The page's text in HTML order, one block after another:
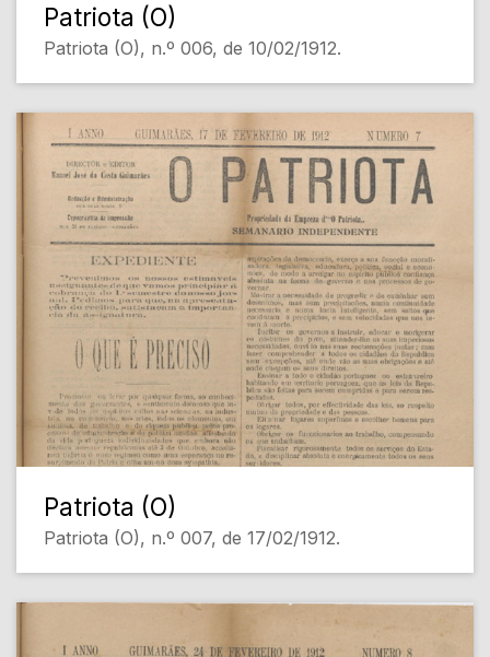
Patriota (O)
Patriota (O), n.º 006, de 10/02/1912.
Patriota (O)
Patriota (O), n.º 007, de 17/02/1912.